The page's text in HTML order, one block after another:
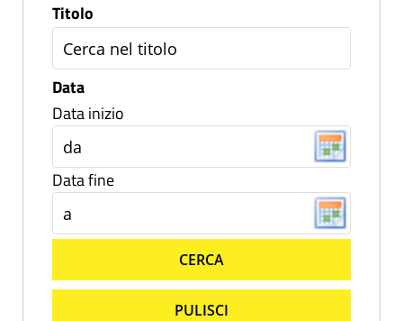
Titolo
Data
Data inizio
Data fine
CERCA
PULISCI